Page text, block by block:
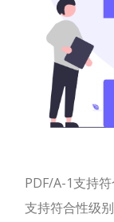
PDF/A-1支持
支持符合性级